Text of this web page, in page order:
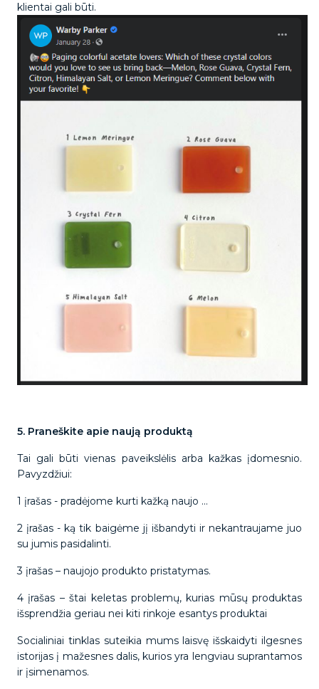
klientai gali būti.
5. Praneškite apie naują produktą
Tai gali būti vienas paveikslėlis arba kažkas įdomesnio.
Pavyzdžiui:
1 įrašas - pradėjome kurti kažką naujo ...
2 įrašas - ką tik baigėme jį išbandyti ir nekantraujame juo
su jumis pasidalinti.
3 įrašas – naujojo produkto pristatymas.
4 įrašas – štai keletas problemų, kurias mūsų produktas
išsprendžia geriau nei kiti rinkoje esantys produktai
Socialiniai tinklas suteikia mums laisvę išskaidyti ilgesnes
istorijas į mažesnes dalis, kurios yra lengviau suprantamos
ir įsimenamos.